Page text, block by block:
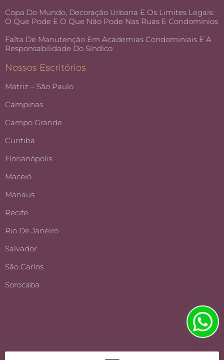
Copa Do Mundo, Decoração Urbana E Os Limites Legais:
O Que Pode E O Que Não Pode Nas Ruas E Condomínios
Falta De Manutenção Em Academias Condominiais E A
Responsabilidade Do Síndico
Nossos Escritórios
Matriz – São Paulo
Campinas
Campo Grande
Curitiba
Florianópolis
Maceió
Manaus
Recife
Rio De Janeiro
Salvador
São Carlos
Sorocaba